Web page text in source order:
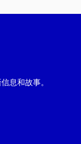
息和故事。